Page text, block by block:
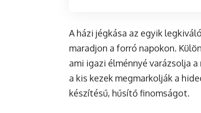
A házi jégkása az egyik
maradjon a forró napokon.
ami igazi élménnyé varázsolja
a kis kezek megmarkolják a
készítésű, hűsítő finomságot.